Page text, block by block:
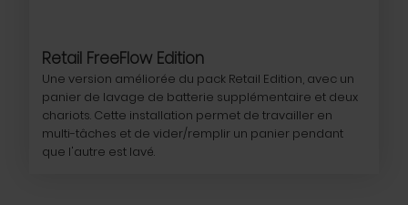
Retail FreeFlow Edition
Une version améliorée du pack Retail Edition, avec un
panier de lavage de batterie supplémentaire et deux
chariots. Cette installation permet de travailler en
multi-tâches et de vider/remplir un panier pendant
que l'autre est lavé.